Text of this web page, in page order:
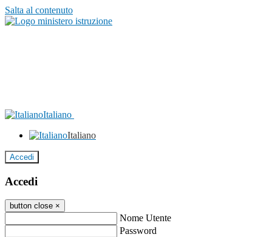
Salta al contenuto
Italiano
Italiano
Accedi
Accedi
button close ×
Nome Utente
Password